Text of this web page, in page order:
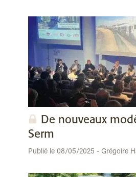
De nouveaux
Serm
Publié le 08/05/2025 - Grégoire